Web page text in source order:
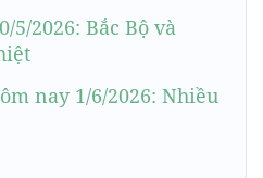
5/2026: Bắc Bộ và
nay 1/6/2026: Nhiều